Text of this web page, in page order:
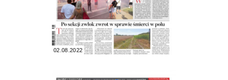
02.08.2022